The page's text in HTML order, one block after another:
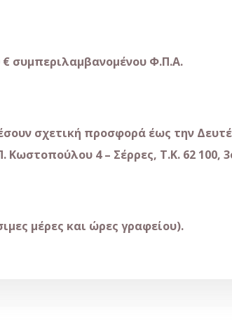
συμπεριλαμβανομένου Φ.Π.Α.
σχετική προσφορά έως την
4 – Σέρρες, Τ.Κ. 62 100,
μέρες και ώρες γραφείου).